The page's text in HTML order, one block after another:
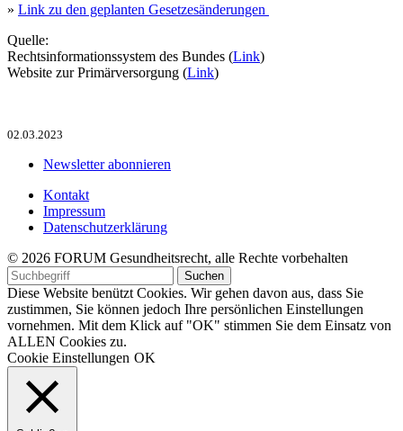
» Link zu den geplanten Gesetzesänderungen
Quelle:
Rechtsinformationssystem des Bundes (Link)
Website zur Primärversorgung (Link)
02.03.2023
Newsletter abonnieren
Kontakt
Impressum
Datenschutzerklärung
© 2026 FORUM Gesundheitsrecht, alle Rechte vorbehalten
Diese Website benützt Cookies. Wir gehen davon aus, dass Sie
zustimmen, Sie können jedoch Ihre persönlichen Einstellungen
vornehmen. Mit dem Klick auf "OK" stimmen Sie dem Einsatz von
ALLEN Cookies zu.
Cookie Einstellungen OK